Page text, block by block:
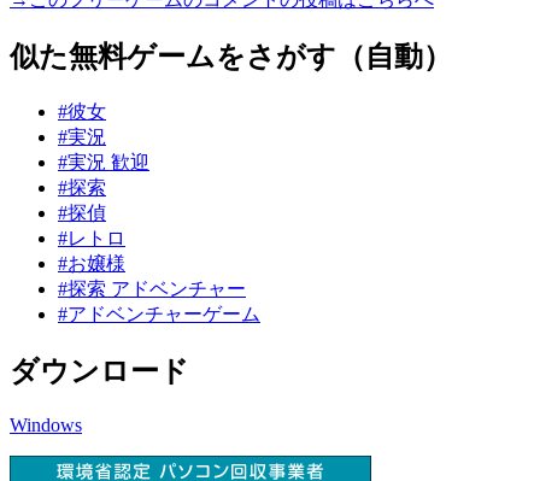
似た無料ゲームをさがす（自動）
#彼女
#実況
#実況 歓迎
#探索
#探偵
#レトロ
#お嬢様
#探索 アドベンチャー
#アドベンチャーゲーム
ダウンロード
Windows